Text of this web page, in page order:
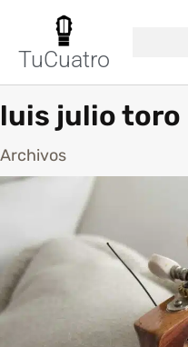
TuCuatro
luis julio toro
Archivos